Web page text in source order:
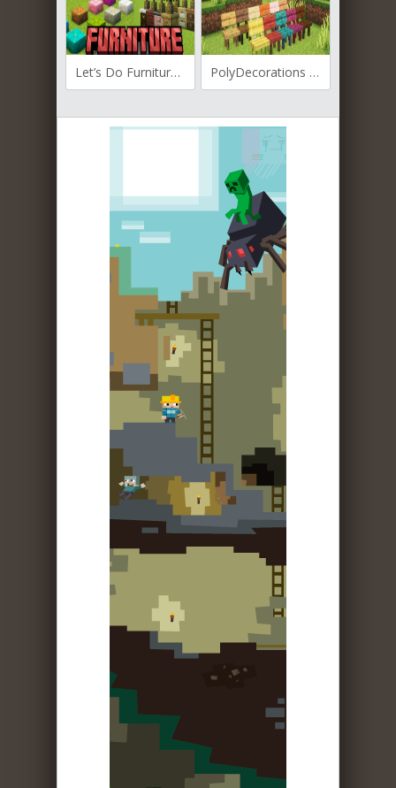
Let’s Do Furniture для Майнкрафт [1.20.1, 1.20] PolyDecorations для Майнкрафт [1.21.3, 1.21.1, 1.21]